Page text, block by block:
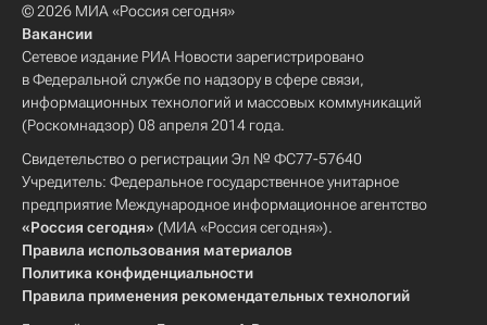
© 2026 МИА «Россия сегодня»
Вакансии
Сетевое издание РИА Новости зарегистрировано
в Федеральной службе по надзору в сфере связи,
информационных технологий и массовых коммуникаций
(Роскомнадзор) 08 апреля 2014 года.
Свидетельство о регистрации Эл № ФС77-57640
Учредитель: Федеральное государственное унитарное
предприятие Международное информационное агентство
«Россия сегодня» (МИА «Россия сегодня»).
Правила использования материалов
Политика конфиденциальности
Правила применения рекомендательных технологий